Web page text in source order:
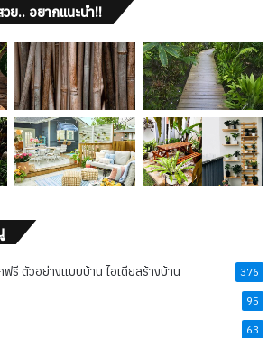
ย.. อยากแนะนำ!!
รี ตัวอย่างแบบบ้าน ไอเดียสร้างบ้าน 376
95
63